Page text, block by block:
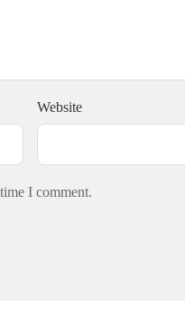
Website
I comment.